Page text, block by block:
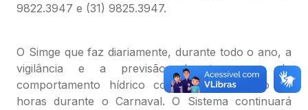
9822.3947 e (31) 9825.3947.
O Simge que faz diariamente, durante todo o ano, a
vigilância e a previsão do tempo e do
comportamento hídrico continuará operando 24
horas durante o Carnaval. O Sistema continuará